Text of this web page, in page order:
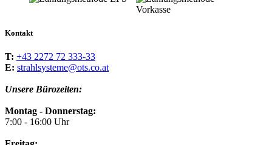
Kontakt
T: +43 2272 72 333-33
E: strahlsysteme@ots.co.at
Unsere Bürozeiten:
Montag - Donnerstag:
7:00 - 16:00 Uhr